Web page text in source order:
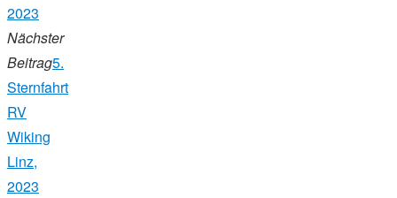
2023
Nächster
Beitrag5.
Sternfahrt
RV
Wiking
Linz,
2023